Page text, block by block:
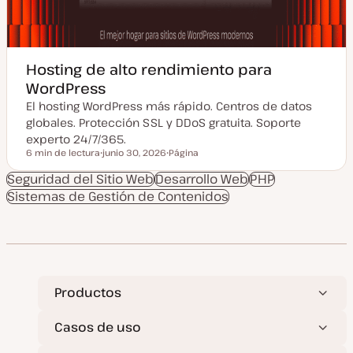
Hosting de alto rendimiento para
WordPress
El hosting WordPress más rápido. Centros de datos
globales. Protección SSL y DDoS gratuita. Soporte
experto 24/7/365.
Tiempo de lectura
6 min de lectura
e
c
h
a
u
a
junio 30, 2026
i
p
o
d
s
Página
Seguridad del Sitio WebDesarrollo WebPHP
Sistemas de Gestión de Contenidos
Productos
Casos de uso